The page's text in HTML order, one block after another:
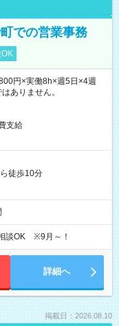
での営業事務
円×実働8h×週5日×4週
ありません。
支給
徒歩10分
談OK ※9月～！
詳細へ
掲載日：2026.08.10